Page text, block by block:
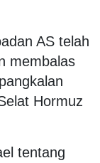
AS telah
membalas
Hormuz
tentang